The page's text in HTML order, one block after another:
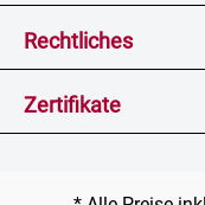
Rechtliches
Zertifikate